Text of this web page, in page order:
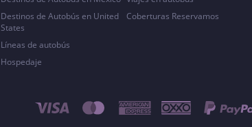
Destinos de Autobús en United
States
Líneas de autobús
Hospedaje
Coberturas Reservamos